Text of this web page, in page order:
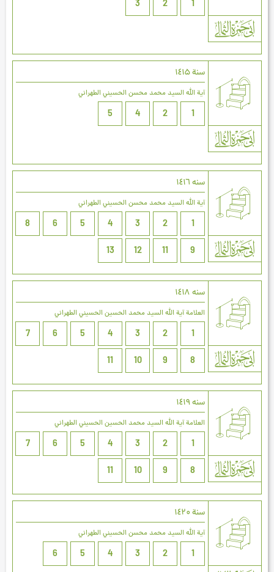
1
2
3
سنة ۱٤۱۵
آية الله السيد محمد محسن الحسيني الطهراني
1
2
4
5
سنه ۱٤۱٦
آية الله السيد محمد محسن الحسيني الطهراني
1
2
3
4
5
6
8
9
11
12
13
سنه ۱٤۱۸
العلامة آیة الله السيد محمد الحسين الحسيني الطهراني
1
2
3
4
5
6
7
8
9
10
11
سنه ۱٤۱٩
العلامة آیة الله السيد محمد الحسين الحسيني الطهراني
1
2
3
4
5
6
7
8
9
10
11
سنة ۱٤۲۰
آية الله السيد محمد محسن الحسيني الطهراني
1
2
3
4
5
6